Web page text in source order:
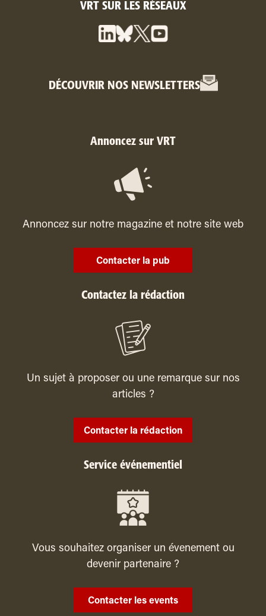
VRT SUR LES RÉSEAUX
DÉCOUVRIR NOS NEWSLETTERS
Annoncez sur VRT
Annoncez sur notre magazine et notre site web
Contacter la pub
Contactez la rédaction
Un sujet à proposer ou une remarque sur nos
articles ?
Contacter la rédaction
Service événementiel
Vous souhaitez organiser un évenement ou
devenir partenaire ?
Contacter les events